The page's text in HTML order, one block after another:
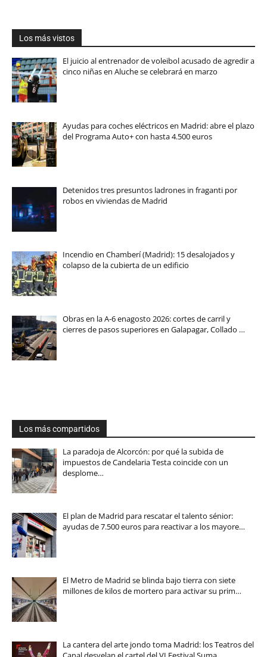
Los más vistos
El juicio al entrenador de voleibol acusado de agredir a
cinco niñas en Aluche se celebrará en marzo
Ayudas para coches eléctricos en Madrid: abre el plazo
del Programa Auto+ con hasta 4.500 euros
Detenidos tres presuntos ladrones in fraganti por
robos en viviendas de Madrid
Incendio en Chamberí (Madrid): 15 desalojados y
colapso de la cubierta de un edificio
Obras en la A-6 enagosto 2026: cortes de carril y
cierres de pasos superiores en Galapagar, Collado …
Los más compartidos
La paradoja de Alcorcón: por qué la subida de
impuestos de Candelaria Testa coincide con un
desplome…
El plan de Madrid para rescatar el talento sénior:
ayudas de 7.500 euros para reactivar a los mayore…
El Metro de Madrid se blinda bajo tierra con siete
millones de kilos de mortero para activar su prim…
La cantera del arte jondo toma Madrid: los Teatros del